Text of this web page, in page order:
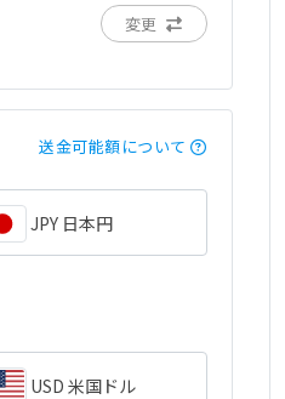
変更
送金可能額について
JPY 日本円
USD 米国ドル